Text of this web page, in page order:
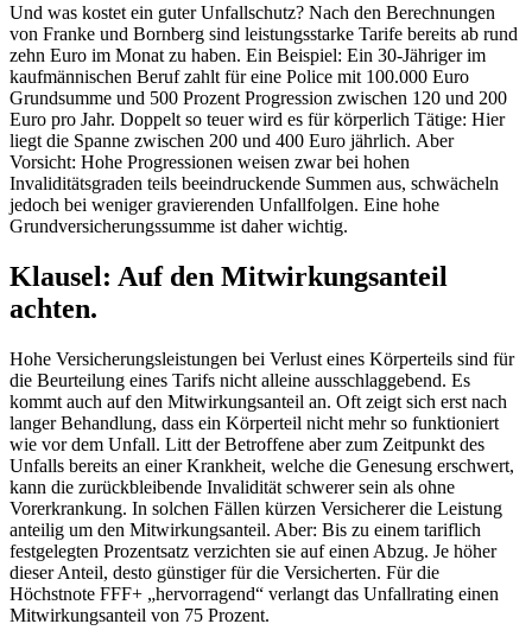
Und was kostet ein guter Unfallschutz? Nach den Berechnungen
von Franke und Bornberg sind leistungsstarke Tarife bereits ab rund
zehn Euro im Monat zu haben. Ein Beispiel: Ein 30-Jähriger im
kaufmännischen Beruf zahlt für eine Police mit 100.000 Euro
Grundsumme und 500 Prozent Progression zwischen 120 und 200
Euro pro Jahr. Doppelt so teuer wird es für körperlich Tätige: Hier
liegt die Spanne zwischen 200 und 400 Euro jährlich. Aber
Vorsicht: Hohe Progressionen weisen zwar bei hohen
Invaliditätsgraden teils beeindruckende Summen aus, schwächeln
jedoch bei weniger gravierenden Unfallfolgen. Eine hohe
Grundversicherungssumme ist daher wichtig.
Klausel: Auf den Mitwirkungsanteil
achten.
Hohe Versicherungsleistungen bei Verlust eines Körperteils sind für
die Beurteilung eines Tarifs nicht alleine ausschlaggebend. Es
kommt auch auf den Mitwirkungsanteil an. Oft zeigt sich erst nach
langer Behandlung, dass ein Körperteil nicht mehr so funktioniert
wie vor dem Unfall. Litt der Betroffene aber zum Zeitpunkt des
Unfalls bereits an einer Krankheit, welche die Genesung erschwert,
kann die zurückbleibende Invalidität schwerer sein als ohne
Vorerkrankung. In solchen Fällen kürzen Versicherer die Leistung
anteilig um den Mitwirkungsanteil. Aber: Bis zu einem tariflich
festgelegten Prozentsatz verzichten sie auf einen Abzug. Je höher
dieser Anteil, desto günstiger für die Versicherten. Für die
Höchstnote FFF+ „hervorragend“ verlangt das Unfallrating einen
Mitwirkungsanteil von 75 Prozent.